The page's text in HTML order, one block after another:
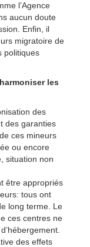
l’Agence
aucun doute
Enfin, il
migratoire de
politiques
les
des
des garanties
ces mineurs
ou encore
situation non
être appropriés
tous ont
long terme. Le
ces centres ne
des effets